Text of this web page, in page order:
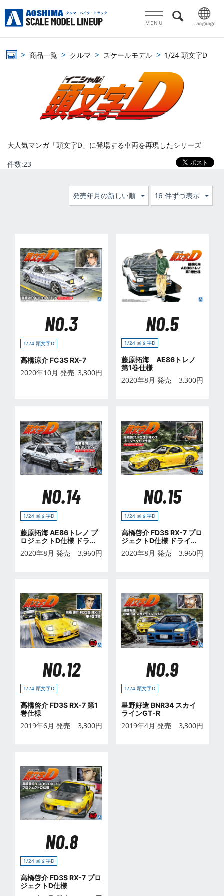
MENU
商品一覧 クルマ スケールモデル 1/24 頭文字D
大人気マンガ「頭文字D」に登場する車両を再現したシリーズ
件数:23
発売年月の新しい順 16 件ずつ表示
NO.3
1/24 頭文字D
高橋涼介 FC3S RX-7
2020年10月 発売 3,300円
NO.5
1/24 頭文字D
藤原拓海 AE86トレノ
第1巻仕様
2020年8月 発売 3,300円
NO.14
1/24 頭文字D
藤原拓海 AE86トレノ プ
ロジェクトD仕様 ドライ
バーフィギュア付
2020年8月 発売 3,960円
NO.15
1/24 頭文字D
高橋啓介 FD3S RX-7 プロ
ジェクトD仕様 ドライバ
ーフィギュア付
2020年8月 発売 3,960円
NO.12
1/24 頭文字D
高橋啓介 FD3S RX-7 第1
巻仕様
2019年6月 発売 3,300円
NO.9
1/24 頭文字D
星野好造 BNR34 スカイ
ラインGT-R
2019年4月 発売 3,300円
NO.8
1/24 頭文字D
高橋啓介 FD3S RX-7 プロ
ジェクトD仕様